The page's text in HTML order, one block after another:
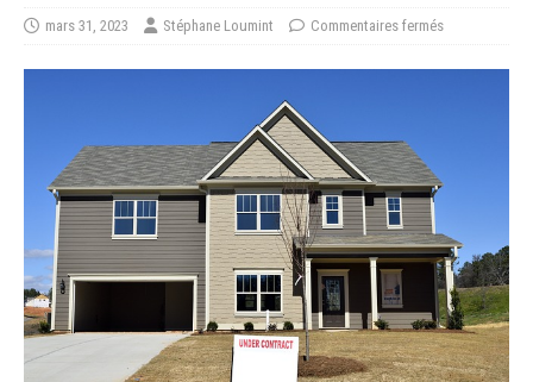
mars 31, 2023 Stéphane Loumint Commentaires fermés